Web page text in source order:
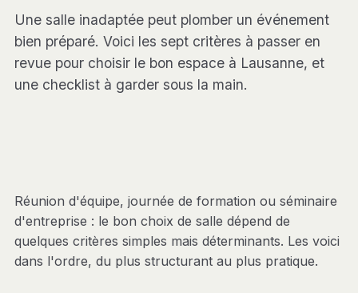
Une salle inadaptée peut plomber un événement
bien préparé. Voici les sept critères à passer en
revue pour choisir le bon espace à Lausanne, et
une checklist à garder sous la main.
Réunion d'équipe, journée de formation ou séminaire
d'entreprise : le bon choix de salle dépend de
quelques critères simples mais déterminants. Les voici
dans l'ordre, du plus structurant au plus pratique.